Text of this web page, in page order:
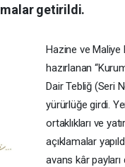
getirildi.
Hazine ve Maliye
hazırlanan
Dair Tebliğ (Seri
yürürlüğe girdi.
ortaklıkları ve
açıklamalar
avans kâr payları